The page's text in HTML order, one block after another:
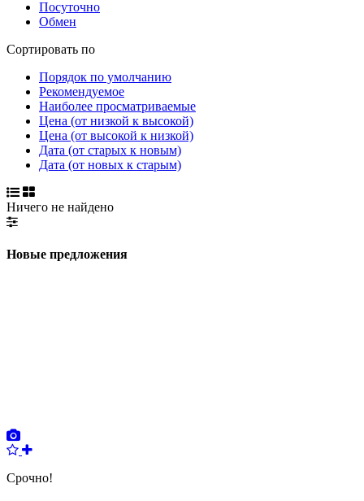
Посуточно
Обмен
Сортировать по
Порядок по умолчанию
Рекомендуемое
Наиболее просматриваемые
Цена (от низкой к высокой)
Цена (от высокой к низкой)
Дата (от старых к новым)
Дата (от новых к старым)
Ничего не найдено
Новые предложения
Срочно!